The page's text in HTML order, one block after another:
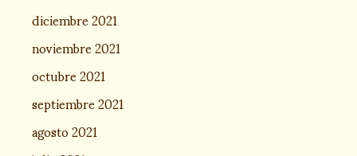
diciembre 2021
noviembre 2021
octubre 2021
septiembre 2021
agosto 2021